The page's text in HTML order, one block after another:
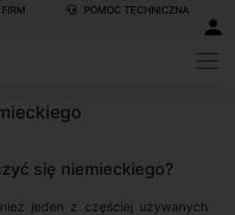
POMOC TECHNICZNA
się niemieckiego?
jeden z częściej używanych